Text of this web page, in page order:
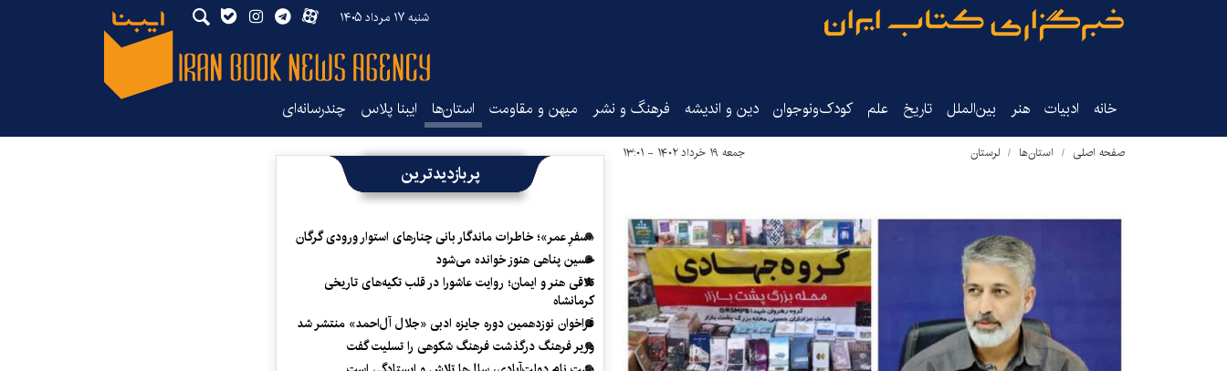
شنبه ۱۷ مرداد ۱۴۰۵
خانه ادبیات هنر بین‌الملل تاریخ‌ علم کودک‌ونوجوان دین و اندیشه فرهنگ و نشر میهن و مقاومت استان‌ها ایبنا پلاس چندرسانه‌ای
صفحه اصلی استان‌ها لرستان جمعه ۱۹ خرداد ۱۴۰۲ - ۱۳:۰۱
پربازدیدترین
«سفرِ عمر»؛ خاطرات ماندگار بانی چنارهای استوار ورودی گرگان
حسین پناهی هنوز خوانده می‌شود
تلاقی هنر و ایمان؛ روایت عاشورا در قلب تکیه‌های تاریخی
کرمانشاه
فراخوان نوزدهمین دوره جایزه ادبی «جلال آل‌احمد» منتشر شد
وزیر فرهنگ درگذشت فرهنگ شکوهی را تسلیت گفت